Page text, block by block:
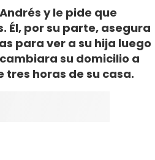
y le pide que
Él, por su parte, asegura
para ver a su hija luego
su domicilio a
tres horas de su casa.